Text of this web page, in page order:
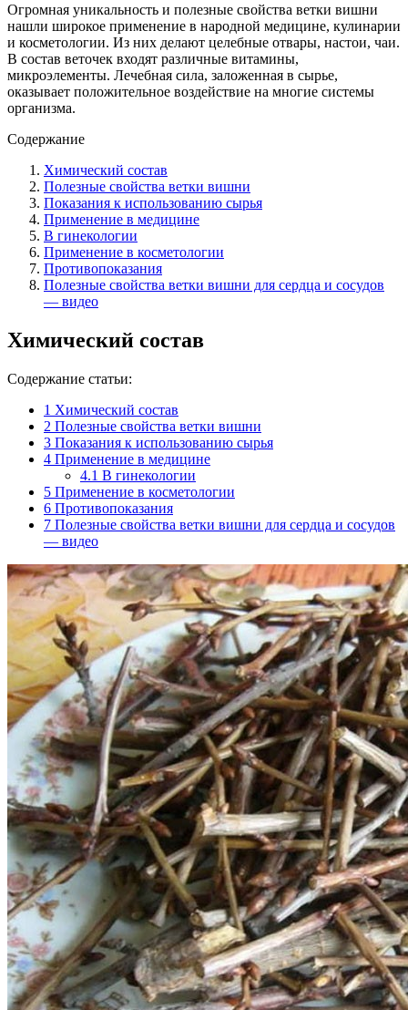
Огромная уникальность и полезные свойства ветки вишни
нашли широкое применение в народной медицине, кулинарии
и косметологии. Из них делают целебные отвары, настои, чаи.
В состав веточек входят различные витамины,
микроэлементы. Лечебная сила, заложенная в сырье,
оказывает положительное воздействие на многие системы
организма.
Содержание
Химический состав
Полезные свойства ветки вишни
Показания к использованию сырья
Применение в медицине
В гинекологии
Применение в косметологии
Противопоказания
Полезные свойства ветки вишни для сердца и сосудов
— видео
Химический состав
Содержание статьи:
1 Химический состав
2 Полезные свойства ветки вишни
3 Показания к использованию сырья
4 Применение в медицине
4.1 В гинекологии
5 Применение в косметологии
6 Противопоказания
7 Полезные свойства ветки вишни для сердца и сосудов
— видео